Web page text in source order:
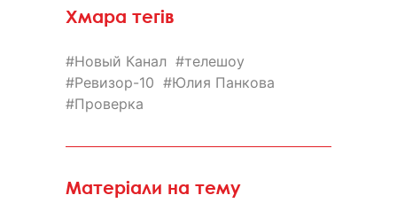
Хмара тегів
Новый Канал
телешоу
Ревизор-10
Юлия Панкова
Проверка
Матеріали на тему